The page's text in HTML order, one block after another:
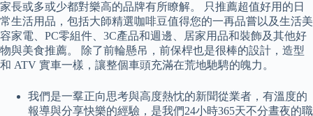
家長或多或少都對樂高的品牌有所瞭解。 只推薦超值好用的日
常生活用品，包括大師精選咖啡豆值得您的一再品嘗以及生活美
容家電、PC零組件、3C產品和週邊、居家用品和裝飾及其他好
物與美食推薦。 除了前輪懸吊，前保桿也是很棒的設計，造型
和 ATV 實車一樣，讓整個車頭充滿在荒地馳騁的魄力。
我們是一羣正向思考與高度熱忱的新聞從業者，有溫度的
報導與分享快樂的經驗，是我們24小時365天不分晝夜的職